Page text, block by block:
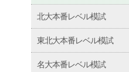
北大本番レベル模試
東北大本番レベル模試
名大本番レベル模試